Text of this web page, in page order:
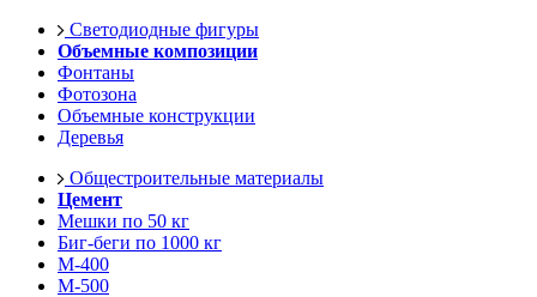
Светодиодные фигуры
Объемные композиции
Фонтаны
Фотозона
Объемные конструкции
Деревья
Общестроительные материалы
Цемент
Мешки по 50 кг
Биг-беги по 1000 кг
М-400
М-500